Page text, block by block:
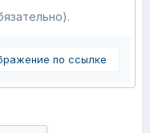
по ссылке